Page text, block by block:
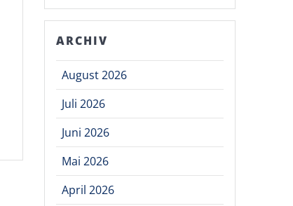
ARCHIV
August 2026
Juli 2026
Juni 2026
Mai 2026
April 2026